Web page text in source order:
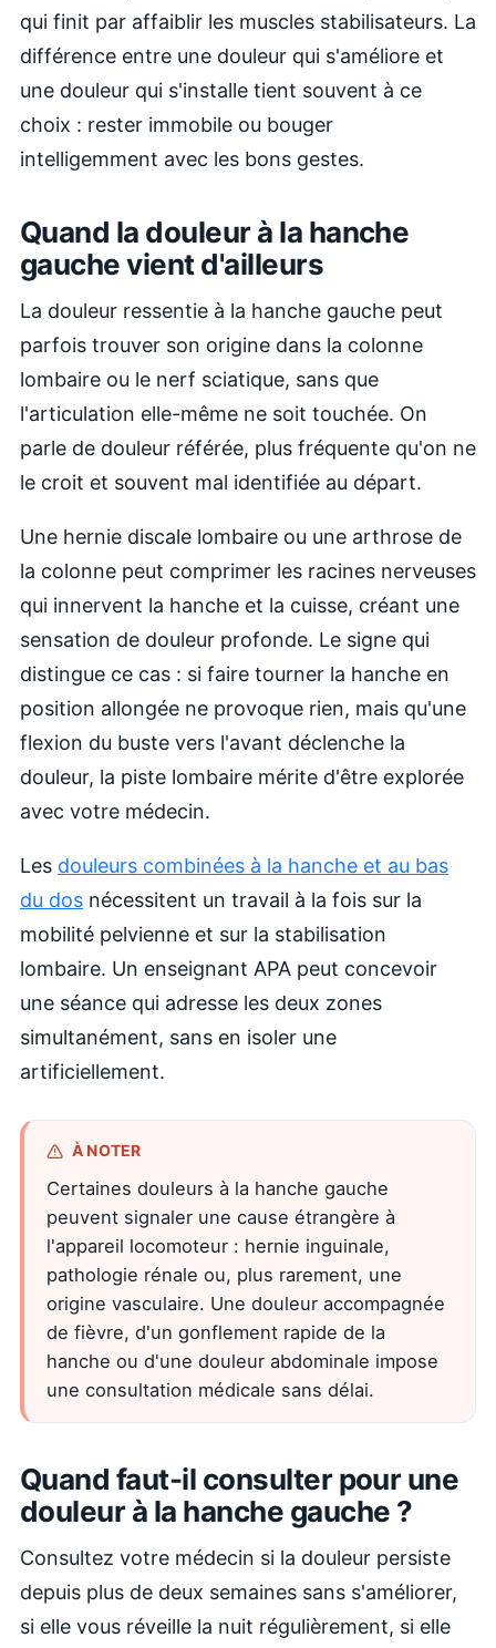
qui finit par affaiblir les muscles stabilisateurs. La
différence entre une douleur qui s'améliore et
une douleur qui s'installe tient souvent à ce
choix : rester immobile ou bouger
intelligemment avec les bons gestes.
Quand la douleur à la hanche
gauche vient d'ailleurs
La douleur ressentie à la hanche gauche peut
parfois trouver son origine dans la colonne
lombaire ou le nerf sciatique, sans que
l'articulation elle-même ne soit touchée. On
parle de douleur référée, plus fréquente qu'on ne
le croit et souvent mal identifiée au départ.
Une hernie discale lombaire ou une arthrose de
la colonne peut comprimer les racines nerveuses
qui innervent la hanche et la cuisse, créant une
sensation de douleur profonde. Le signe qui
distingue ce cas : si faire tourner la hanche en
position allongée ne provoque rien, mais qu'une
flexion du buste vers l'avant déclenche la
douleur, la piste lombaire mérite d'être explorée
avec votre médecin.
Les douleurs combinées à la hanche et au bas
du dos nécessitent un travail à la fois sur la
mobilité pelvienne et sur la stabilisation
lombaire. Un enseignant APA peut concevoir
une séance qui adresse les deux zones
simultanément, sans en isoler une
artificiellement.
À NOTER
Certaines douleurs à la hanche gauche
peuvent signaler une cause étrangère à
l'appareil locomoteur : hernie inguinale,
pathologie rénale ou, plus rarement, une
origine vasculaire. Une douleur accompagnée
de fièvre, d'un gonflement rapide de la
hanche ou d'une douleur abdominale impose
une consultation médicale sans délai.
Quand faut-il consulter pour une
douleur à la hanche gauche ?
Consultez votre médecin si la douleur persiste
depuis plus de deux semaines sans s'améliorer,
si elle vous réveille la nuit régulièrement, si elle